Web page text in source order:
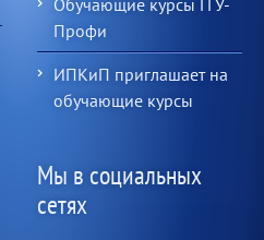
Обучающие курсы ГГУ-
Профи
ИПКиП приглашает на
обучающие курсы
Мы в социальных
сетях